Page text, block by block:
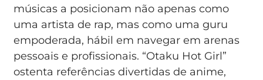
músicas a posicionam não apenas como
uma artista de rap, mas como uma guru
empoderada, hábil em navegar em arenas
pessoais e profissionais. “Otaku Hot Girl”
ostenta referências divertidas de anime,